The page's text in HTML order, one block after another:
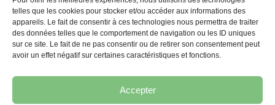
telles que les cookies pour stocker et/ou accéder aux informations des
appareils. Le fait de consentir à ces technologies nous permettra de traiter
des données telles que le comportement de navigation ou les ID uniques
sur ce site. Le fait de ne pas consentir ou de retirer son consentement peut
avoir un effet négatif sur certaines caractéristiques et fonctions.
Accepter
Saint-Germain-En-Laye
Ligne R2-Nord
Tramway T13
20mins à pied du RER A